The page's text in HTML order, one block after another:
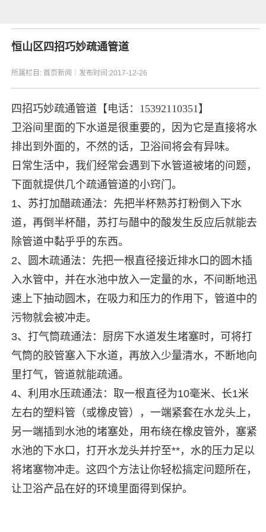
恒山区四招巧妙疏通管道
所属栏目:首页新闻 ｜发布时间:2017-12-26
四招巧妙疏通管道 【电话：15392110351】
卫浴间里面的下水道是很重要的，因为它是直接将水
排出到外面的，不然的话，卫浴间将会有异味。
日常生活中，我们经常会遇到下水管道被堵的问题，
下面就提供几个疏通管道的小窍门。
1、苏打加醋疏通法：先把半杯熟苏打粉倒入下水
道，再倒半杯醋，苏打与醋中的酸发生反应后就能去
除管道中黏乎乎的东西。
2、圆木疏通法：先把一根直径接近排水口的圆木插
入水管中，并在水池中放入一定量的水，不间断地迅
速上下抽动圆木，在吸力和压力的作用下，管道中的
污物就会被冲走。
3、打气筒疏通法：厨房下水道发生堵塞时，可将打
气筒的胶管塞入下水道，再放入少量清水，不断地向
里打气，管道就能疏通。
4、利用水压疏通法：取一根直径为10毫米、长1米
左右的塑料管（或橡皮管），一端紧套在水龙头上，
另一端插到水池的堵塞处，用布绕在橡皮管外，塞紧
水池的下水口，打开水龙头并拧至**，水的压力足以
将堵塞物冲走。这四个方法让你轻松搞定问题所在，
让卫浴产品在好的环境里面得到保护。